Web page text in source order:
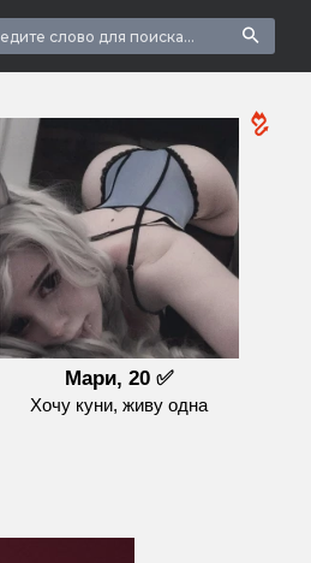
Мари, 20 ✅
Хочу куни, живу одна